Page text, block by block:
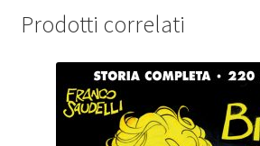
Prodotti correlati